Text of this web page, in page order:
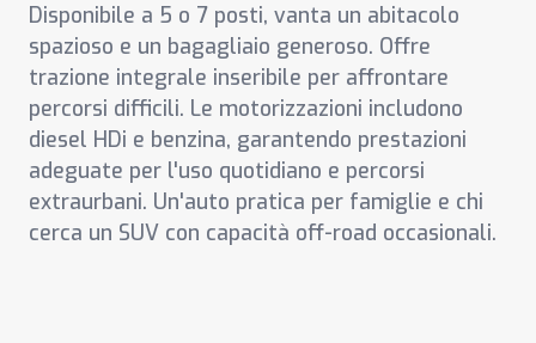
Disponibile a 5 o 7 posti, vanta un abitacolo
spazioso e un bagagliaio generoso. Offre
trazione integrale inseribile per affrontare
percorsi difficili. Le motorizzazioni includono
diesel HDi e benzina, garantendo prestazioni
adeguate per l'uso quotidiano e percorsi
extraurbani. Un'auto pratica per famiglie e chi
cerca un SUV con capacità off-road occasionali.